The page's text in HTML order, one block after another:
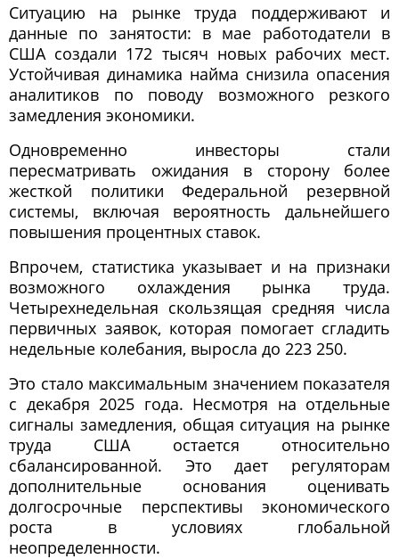
Ситуацию на рынке труда поддерживают и
данные по занятости: в мае работодатели в
США создали 172 тысяч новых рабочих мест.
Устойчивая динамика найма снизила опасения
аналитиков по поводу возможного резкого
замедления экономики.
Одновременно инвесторы стали
пересматривать ожидания в сторону более
жесткой политики Федеральной резервной
системы, включая вероятность дальнейшего
повышения процентных ставок.
Впрочем, статистика указывает и на признаки
возможного охлаждения рынка труда.
Четырехнедельная скользящая средняя числа
первичных заявок, которая помогает сгладить
недельные колебания, выросла до 223 250.
Это стало максимальным значением показателя
с декабря 2025 года. Несмотря на отдельные
сигналы замедления, общая ситуация на рынке
труда США остается относительно
сбалансированной. Это дает регуляторам
дополнительные основания оценивать
долгосрочные перспективы экономического
роста в условиях глобальной
неопределенности.